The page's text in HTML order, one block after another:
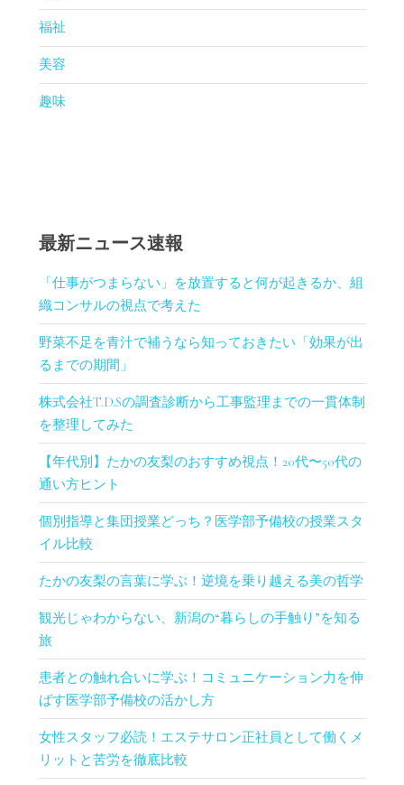
福祉
美容
趣味
最新ニュース速報
「仕事がつまらない」を放置すると何が起きるか、組
織コンサルの視点で考えた
野菜不足を青汁で補うなら知っておきたい「効果が出
るまでの期間」
株式会社T.D.Sの調査診断から工事監理までの一貫体制
を整理してみた
【年代別】たかの友梨のおすすめ視点！20代〜50代の
通い方ヒント
個別指導と集団授業どっち？医学部予備校の授業スタ
イル比較
たかの友梨の言葉に学ぶ！逆境を乗り越える美の哲学
観光じゃわからない、新潟の“暮らしの手触り”を知る
旅
患者との触れ合いに学ぶ！コミュニケーション力を伸
ばす医学部予備校の活かし方
女性スタッフ必読！エステサロン正社員として働くメ
リットと苦労を徹底比較